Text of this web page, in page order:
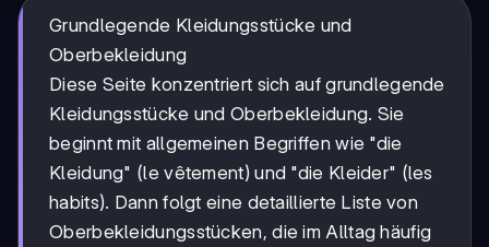
Grundlegende Kleidungsstücke und
Oberbekleidung
Diese Seite konzentriert sich auf grundlegende
Kleidungsstücke und Oberbekleidung. Sie
beginnt mit allgemeinen Begriffen wie "die
Kleidung" (le vêtement) und "die Kleider" (les
habits). Dann folgt eine detaillierte Liste von
Oberbekleidungsstücken, die im Alltag häufig